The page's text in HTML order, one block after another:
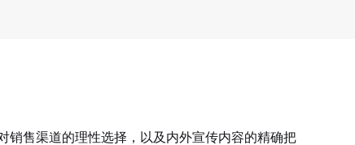
销售渠道的理性选择，以及内外宣传内容的精确把